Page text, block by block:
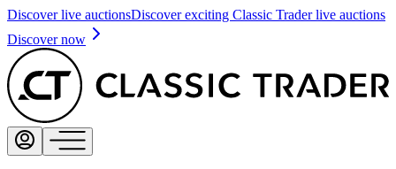
Discover live auctionsDiscover exciting Classic Trader live auctions
Discover now